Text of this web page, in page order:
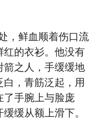
鲜血顺着伤口流
红的衣衫。他没有
箭之人，手缓缓地
，青筋泛起，用
了手腕上与脸庞
缓从额上滑下。